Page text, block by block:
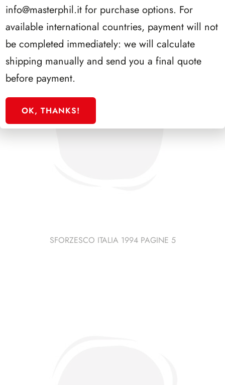
SFORZESCO ITALIA 1994 PAGINE 5
info@masterphil.it for purchase options. For
available international countries, payment will not
be completed immediately: we will calculate
shipping manually and send you a final quote
before payment.
OK, THANKS!